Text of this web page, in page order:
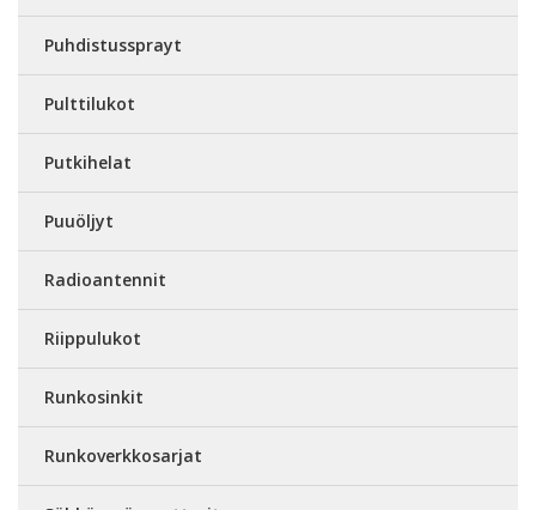
Puhdistussprayt
Pulttilukot
Putkihelat
Puuöljyt
Radioantennit
Riippulukot
Runkosinkit
Runkoverkkosarjat